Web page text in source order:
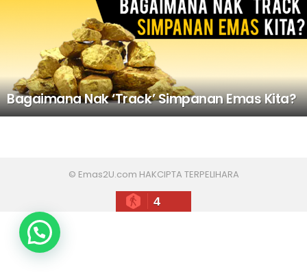
Bagaimana Nak ‘Track’ Simpanan Emas Kita?
© Emas2U.com HAKCIPTA TERPELIHARA
4